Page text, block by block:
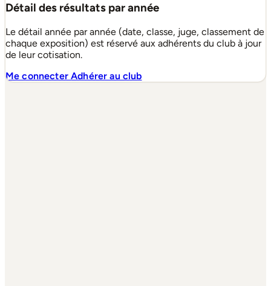
Détail des résultats par année
Le détail année par année (date, classe, juge, classement de
chaque exposition) est réservé aux adhérents du club à jour
de leur cotisation.
Me connecterAdhérer au club